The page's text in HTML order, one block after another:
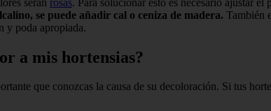
se puede añadir cal o ceniza de madera. También
y poda apropiada.
a mis hortensias?
que conozcas la causa de su decoloración. Si tus